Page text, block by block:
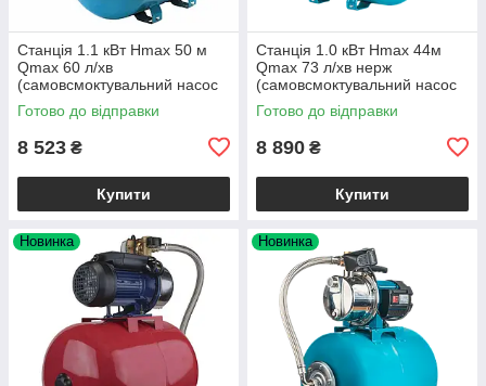
Станція 1.1 кВт Hmax 50 м
Qmax 60 л/хв
(самовсмоктувальний насос
неірж) 50 л Україна
AQUATICA
Готово до відправки
8 523 ₴
Купити
Станція 1.0 кВт Hmax 44м
Qmax 73 л/хв нерж
(самовсмоктувальний насос
нерж) 50 л Україна ТМ LEO
Готово до відправки
8 890 ₴
Купити
Новинка Новинка